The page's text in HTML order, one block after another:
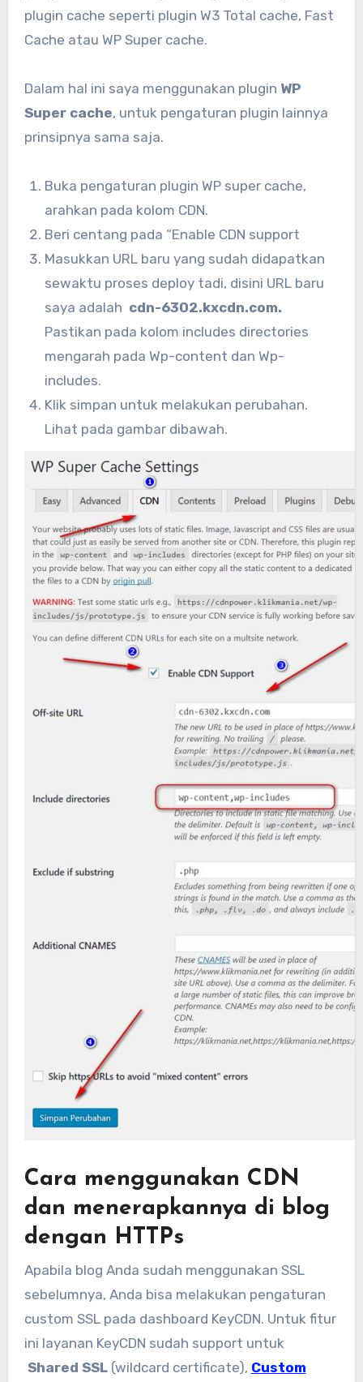
plugin cache seperti plugin W3 Total cache, Fast
Cache atau WP Super cache.
Dalam hal ini saya menggunakan plugin WP
Super cache, untuk pengaturan plugin lainnya
prinsipnya sama saja.
Buka pengaturan plugin WP super cache,
arahkan pada kolom CDN.
Beri centang pada “Enable CDN support
Masukkan URL baru yang sudah didapatkan
sewaktu proses deploy tadi, disini URL baru
saya adalah cdn-6302.kxcdn.com.
Pastikan pada kolom includes directories
mengarah pada Wp-content dan Wp-
includes.
Klik simpan untuk melakukan perubahan.
Lihat pada gambar dibawah.
Cara menggunakan CDN
dan menerapkannya di blog
dengan HTTPs
Apabila blog Anda sudah menggunakan SSL
sebelumnya, Anda bisa melakukan pengaturan
custom SSL pada dashboard KeyCDN. Untuk fitur
ini layanan KeyCDN sudah support untuk
Shared SSL (wildcard certificate), Custom